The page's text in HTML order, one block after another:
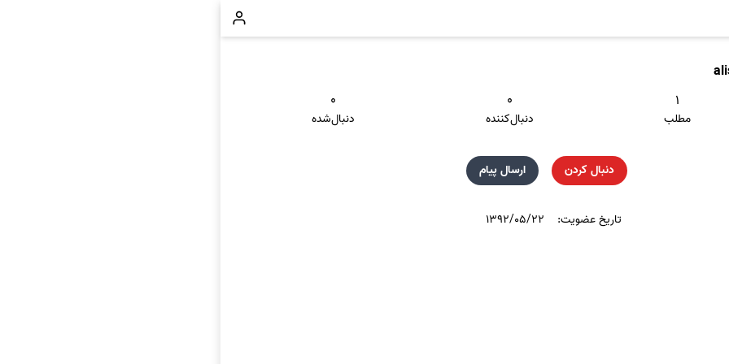
۱
مطلب
۰
دنبال‌کننده
۰
دنبال‌شده
دنبال کردن ارسال پیام
تاریخ عضویت: ۱۳۹۲/۰۵/۲۲